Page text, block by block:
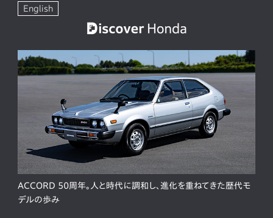
English
ACCORD 50周年。人と時代に調和し、進化を重ねてきた歴代モ
デルの歩み